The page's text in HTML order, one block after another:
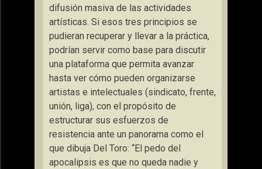
difusión masiva de las actividades
artísticas. Si esos tres principios se
pudieran recuperar y llevar a la práctica,
podrían servir como base para discutir
una plataforma que permita avanzar
hasta ver cómo pueden organizarse
artistas e intelectuales (sindicato, frente,
unión, liga), con el propósito de
estructurar sus esfuerzos de
resistencia ante un panorama como el
que dibuja Del Toro: “El pedo del
apocalipsis es que no queda nadie y